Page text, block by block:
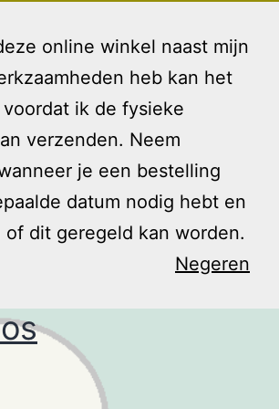
online winkel naast mijn
heb kan het
ik de fysieke
verzenden. Neem
je een bestelling
datum nodig hebt en
of dit geregeld kan worden.
Negeren
angst